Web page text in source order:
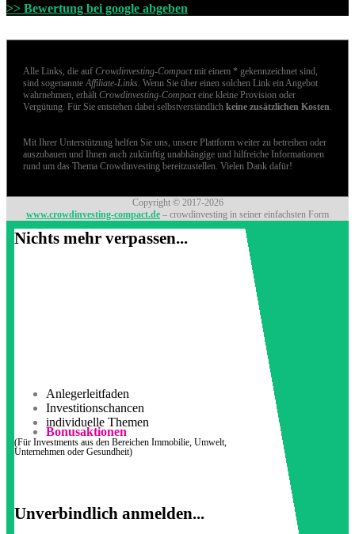
>> Bewertung bei google abgeben
Alle Links, die auf Crowdinvesting-Compactmit einem * gekennzeichnet sind,
sind sogenannte Affiliate-Links . Wenn Sie über einen solchen Link ein Angebot
wahrnehmen, erhält Crowdinvesting-Compacteine kleine Provision oder
Vergütung. Für Sie entstehen dabei selbstverständlich keine zusätzlichen Kosten
Mit Ihrer Unterstützung helfen Sie uns, unsere Plattform weiter zu betreiben oder
auszubauen und Ihnen auch zukünftig unabhängige und hilfreiche Informationen
rund um das Thema Crowdinvesting bereitzustellen. Vielen Dank dafür!
Copyright © 2017-2026
www.crowdinvesting-compact.de – crowdinvesting in seiner einfachsten Form
Nichts mehr verpassen...
Anlegerleitfaden
Investitionschancen
individuelle Themen
Bonusaktionen
(Für Investments aus den Bereichen Immobilie, Umwelt,
Unternehmen oder Gesundheit)
Unverbindlich anmelden...